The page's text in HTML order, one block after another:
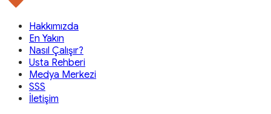
Hakkımızda
En Yakın
Nasıl Çalışır?
Usta Rehberi
Medya Merkezi
SSS
İletişim